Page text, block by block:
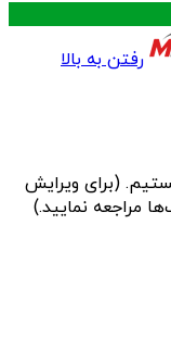
رفتن به بالا
هستیم. (برای ویرایش
مراجعه نمایید.)